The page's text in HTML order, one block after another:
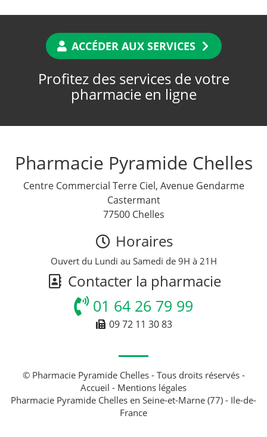
ACCÉDER AUX SERVICES
Profitez des services de votre
pharmacie en ligne
Pharmacie Pyramide Chelles
Centre Commercial Terre Ciel, Avenue Gendarme
Castermant
77500 Chelles
Horaires
Ouvert du Lundi au Samedi de 9H à 21H
Contacter la pharmacie
01 64 26 79 99
09 72 11 30 83
© Pharmacie Pyramide Chelles - Tous droits réservés -
Accueil - Mentions légales
Pharmacie Pyramide Chelles en Seine-et-Marne (77) - Ile-de-
France